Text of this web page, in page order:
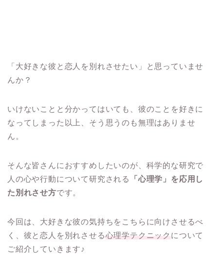
「大好きな彼と恋人を別れさせたい」と思っていませ
んか？
いけないことと分かってはいても、彼のことを好きに
なってしまった以上、そう思うのも無理はありませ
ん。
そんな皆さんにおすすめしたいのが、科学的な研究で
人の心や行動について研究される
「心理学」を応用し
た別れさせ方です。
今回は、大好きな彼の気持ちをこちらに向けさせるべ
く、彼と恋人を別れさせる心理学テクニック について
ご紹介していきます♪